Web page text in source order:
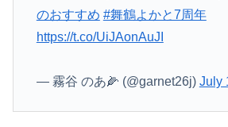
のおすすめ #舞鶴よかと7周年
https://t.co/UiJAonAuJI
— 霧谷 のあ🌽 (@garnet26j) July